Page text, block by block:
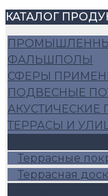
КАТАЛОГ
ФАЛЬШПОЛЫ
СФЕРЫ
ПОДВЕСНЫЕ
ТЕРРАСЫ И
Террасные
Террасная